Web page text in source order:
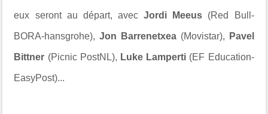
eux seront au départ, avecJordi Meeus (Red Bull-
BORA-hansgrohe),Jon Barrenetxea (Movistar), Pavel
Bittner (Picnic PostNL), Luke Lamperti (EF Education-
EasyPost)...